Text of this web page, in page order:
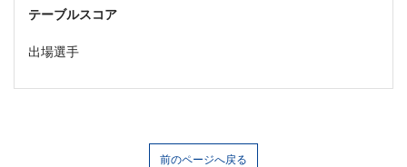
テーブルスコア
出場選手
前のページへ戻る